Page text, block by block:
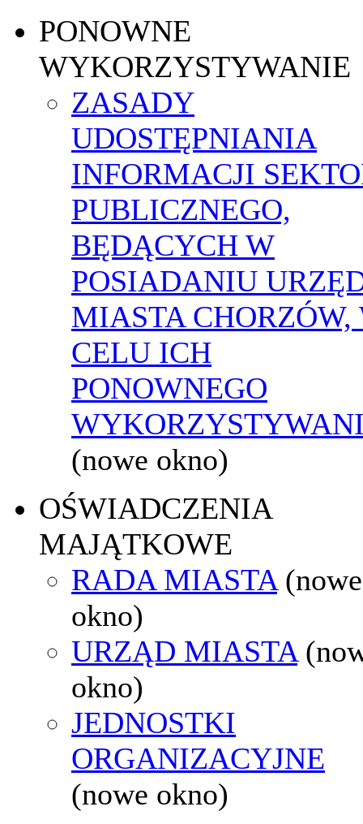
PONOWNE
WYKORZYSTYWANIE
ZASADY
UDOSTĘPNIANIA
INFORMACJI
PUBLICZNEGO,
BĘDĄCYCH W
POSIADANIU
MIASTA CHORZÓW,
CELU ICH
PONOWNEGO
(nowe okno)
OŚWIADCZENIA
MAJĄTKOWE
RADA MIASTA (nowe
okno)
URZĄD MIASTA
okno)
JEDNOSTKI
ORGANIZACYJNE
(nowe okno)